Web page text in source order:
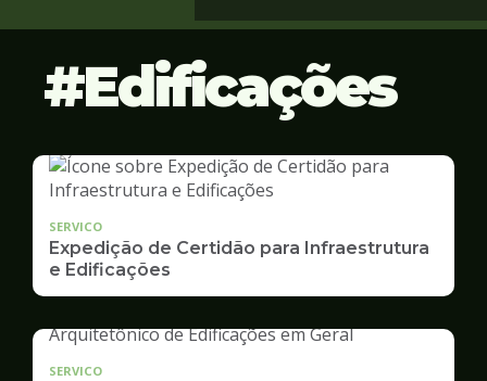
Edificações
SERVICO
Expedição de Certidão para Infraestrutura
e Edificações
SERVICO